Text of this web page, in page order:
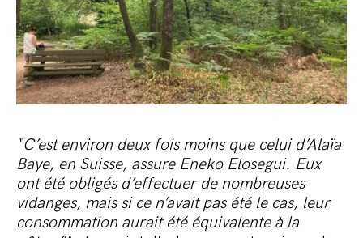
“C’est environ deux fois moins que celui d’Alaïa
Baye, en Suisse, assure Eneko Elosegui. Eux
ont été obligés d’effectuer de nombreuses
vidanges, mais si ce n’avait pas été le cas, leur
consommation aurait été équivalente à la